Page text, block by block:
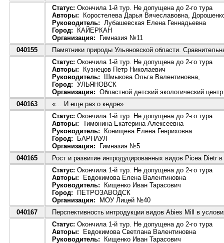
Статус: Окончила 1-й тур. Не допущена до 2-го тура
Авторы: Коростелева Дарья Вячеславовна,
Руководитель: Лубашевская Елена Геннадьевна
Город: КАЙЕРКАН
Организация: Гимназия №11
040155
Памятники природы Ульяновской области.
Статус: Окончила 1-й тур. Не допущена до 2-го тура
Авторы: Кузнецов Петр Николаевич
Руководитель: Шмыкова Ольга Валентиновна,
Город: УЛЬЯНОВСК
Организация: Областной детский экологический центр
040163
«… И еще раз о кедре»
Статус: Окончила 1-й тур. Не допущена до 2-го тура
Авторы: Тимонина Екатерина Алексеевна
Руководитель: Конищева Елена Генриховна
Город: БАРНАУЛ
Организация: Гимназия №5
040165
Рост и развитие интродуцированных видов Picea Dietr
Статус: Окончила 1-й тур. Не допущена до 2-го тура
Авторы: Евдокимова Елена Валентиновна
Руководитель: Кищенко Иван Тарасович
Город: ПЕТРОЗАВОДСК
Организация: МОУ Лицей №40
040167
Перспективность интродукции видов Abies Mill в
Статус: Окончила 1-й тур. Не допущена до 2-го тура
Авторы: Евдокимова Светлана Валентиновна
Руководитель: Кищенко Иван Тарасович